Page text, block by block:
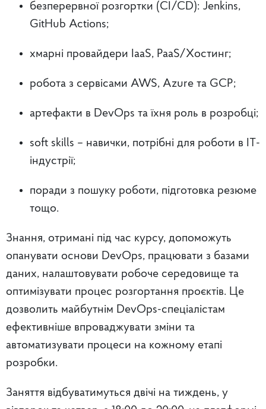
безперервної розгортки (CI/CD): Jenkins,
GitHub Actions;
хмарні провайдери IaaS, PaaS/Хостинг;
робота з сервісами AWS, Azure та GCP;
артефакти в DevOps та їхня роль в розробці;
soft skills – навички, потрібні для роботи в ІТ-
індустрії;
поради з пошуку роботи, підготовка резюме
тощо.
Знання, отримані під час курсу, допоможуть
опанувати основи DevOps, працювати з базами
даних, налаштовувати робоче середовище та
оптимізувати процес розгортання проєктів. Це
дозволить майбутнім DevOps-спеціалістам
ефективніше впроваджувати зміни та
автоматизувати процеси на кожному етапі
розробки.
Заняття відбуватимуться двічі на тиждень, у